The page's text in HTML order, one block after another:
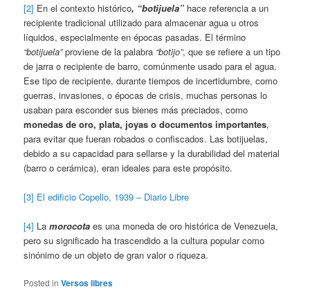
[2] En el contexto histórico, “botijuela” hace referencia a un
recipiente tradicional utilizado para almacenar agua u otros
líquidos, especialmente en épocas pasadas. El término
“botijuela”proviene de la palabra “botijo”, que se refiere a un tipo
de jarra o recipiente de barro, comúnmente usado para el agua.
Ese tipo de recipiente, durante tiempos de incertidumbre, como
guerras, invasiones, o épocas de crisis, muchas personas lo
usaban para esconder sus bienes más preciados, como
monedas de oro, plata, joyas o documentos importantes,
para evitar que fueran robados o confiscados. Las botijuelas,
debido a su capacidad para sellarse y la durabilidad del material
(barro o cerámica), eran ideales para este propósito.
[3] El edificio Copello, 1939 – Diario Libre
[4] Lamorocota es una moneda de oro histórica de Venezuela,
pero su significado ha trascendido a la cultura popular como
sinónimo de un objeto de gran valor o riqueza.
Posted in Versos libres